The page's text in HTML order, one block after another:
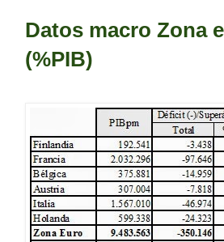
Datos macro Zona
(%PIB)